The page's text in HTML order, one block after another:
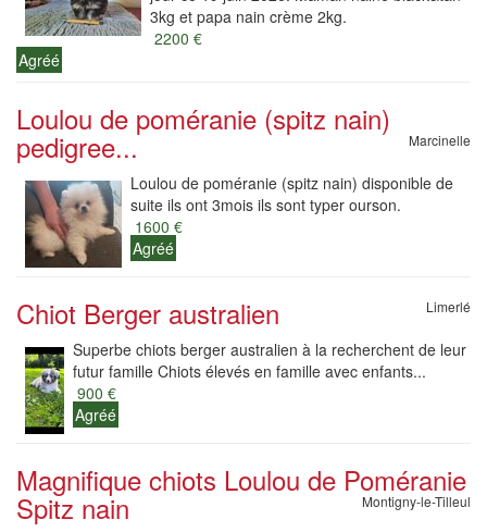
3kg et papa nain crème 2kg.
2200 €
Agréé
Loulou de poméranie (spitz nain)
pedigree... Marcinelle
Loulou de poméranie (spitz nain) disponible de
suite ils ont 3mois ils sont typer ourson.
1600 €
Agréé
Chiot Berger australien Limerlé
Superbe chiots berger australien à la recherchent de leur
futur famille Chiots élevés en famille avec enfants...
900 €
Agréé
Magnifique chiots Loulou de Poméranie
Spitz nain Montigny-le-Tilleul